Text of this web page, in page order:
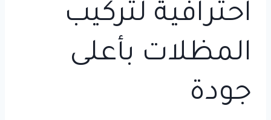
احترافية لتركيب
المظلات بأعلى
جودة